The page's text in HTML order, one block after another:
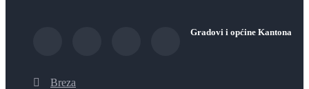
Gradovi i općine Kantona
Breza